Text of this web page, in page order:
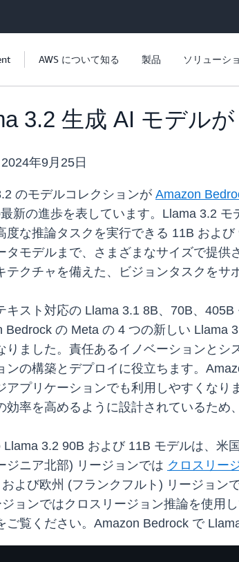
AWS について知る 製品 ソリューシ
3.2 生成 AI モデル
2024年9月25日
のモデルコレクションが Amazon
新の進歩を表しています。Llama 3.2
度な推論タスクを実行できる 11B およ
タモデルまで、さまざまなサイズで提
テクチャを備えた、ビジョンタスクをサ
キスト対応の Llama 3.1 8B、70B、
Bedrock の Meta の 4 つの新しい Llama
りました。責任あるイノベーションと
ンの構築とデプロイに役立ちます。
アプリケーションでも利用しやすくな
効率を高めるように設計されているため
Llama 3.2 90B および 11B モデルは、米
ジニア北部) リージョンでは クロスリー
および欧州 (フランクフルト) リージョン
ジョンではクロスリージョン推論を使用
ご覧ください。Amazon Bedrock で